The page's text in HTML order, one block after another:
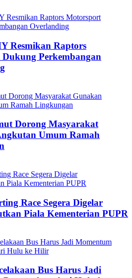
Resmikan Raptors
Perkembangan
Dorong Masyarakat
Umum Ramah
Race Segera Digelar
Piala Kementerian PUPR
Bus Harus Jadi